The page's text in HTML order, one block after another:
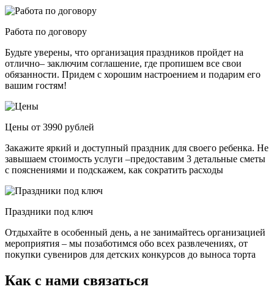
Работа по договору
Будьте уверены, что организация праздников пройдет на
отлично– заключим соглашение, где пропишем все свои
обязанности. Придем с хорошим настроением и подарим его
вашим гостям!
Цены от 3990 рублей
Закажите яркий и доступный праздник для своего ребенка. Не
завышаем стоимость услуги –предоставим 3 детальные сметы
с пояснениями и подскажем, как сократить расходы
Праздники под ключ
Отдыхайте в особенный день, а не занимайтесь организацией
мероприятия – мы позаботимся обо всех развлечениях, от
покупки сувениров для детских конкурсов до выноса торта
Как с нами связаться